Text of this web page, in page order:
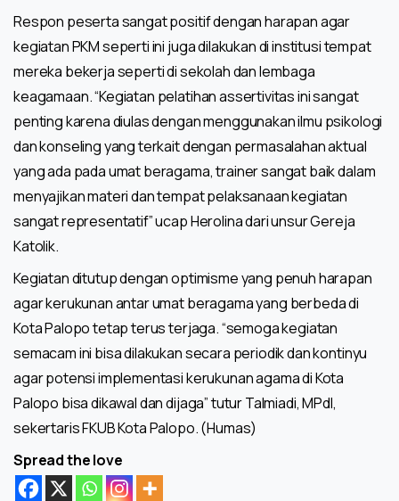
Respon peserta sangat positif dengan harapan agar
kegiatan PKM seperti ini juga dilakukan di institusi tempat
mereka bekerja seperti di sekolah dan lembaga
keagamaan. “Kegiatan pelatihan assertivitas ini sangat
penting karena diulas dengan menggunakan ilmu psikologi
dan konseling yang terkait dengan permasalahan aktual
yang ada pada umat beragama, trainer sangat baik dalam
menyajikan materi dan tempat pelaksanaan kegiatan
sangat representatif” ucap Herolina dari unsur Gereja
Katolik.
Kegiatan ditutup dengan optimisme yang penuh harapan
agar kerukunan antar umat beragama yang berbeda di
Kota Palopo tetap terus terjaga. “semoga kegiatan
semacam ini bisa dilakukan secara periodik dan kontinyu
agar potensi implementasi kerukunan agama di Kota
Palopo bisa dikawal dan dijaga” tutur Talmiadi, MPdI,
sekertaris FKUB Kota Palopo. (Humas)
Spread the love